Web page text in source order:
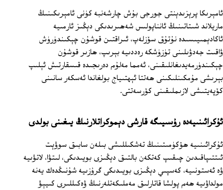
ئامېرىكا پرېزىدېنتى جورجى بۇش چارشەنبە كۈنى ئامېرىكىنىڭ
ماريلاند شىتاتىنىڭ ئانناپولىس شەھىرىدىكى دېڭىز ئارمىيە
ئاكادېمىيىسىدە نۇتۇق سۆزلەپ، ئىراقتىن قوشۇن چېكىندۈرۈش
ۋاقىت جەدۋىلىنى تۈزۈشكە رەددىيە بېرىپ، ھازىر قوشۇن
چېكىندۈرمەيدىغانلىقىنى، ئەمما مەلۇم دەرىجىدە قىسقارتىش ئېلىپ
بېرىشى مۇمكىنلىكىنى ھەتتا ئېھتىياج بولغاندا ئەسكەر سانىنى
كۆپەيتىشى لازىملىقىنى كۆرسەتتى.
ئۇكرائىنىيەدە رۇسىيىگە قارشى دېموكراتلارنىڭ يىغىنى بولدى
ئۇكرائىنىيە ھۆكۈمىتىنىڭ تەشكىللىشى بىلەن سابىق سوۋېت
ئىتتىپاقىدىن چىقىپ كەتكەن بالتىق دېڭىزى بويىدىكى، لىتۋا، لاتۋىيە
ۋە ئەستونىيە، كەسپىي دېڭىزى بويىدىكى گرۇزىيە شۇنىڭدەك يەنە
مولداۋىيە ھەم پولشا قاتارلىق مەملىكەتلەرنىڭ ۋەكىللىرى كىيېۋ